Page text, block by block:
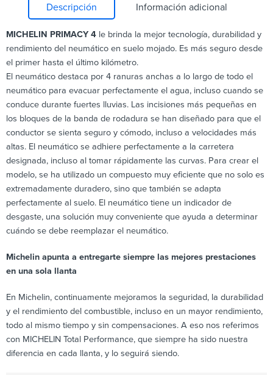
Descripción Información adicional
MICHELIN PRIMACY 4 le brinda la mejor tecnología, durabilidad y
rendimiento del neumático en suelo mojado. Es más seguro desde
el primer hasta el último kilómetro.
El neumático destaca por 4 ranuras anchas a lo largo de todo el
neumático para evacuar perfectamente el agua, incluso cuando se
conduce durante fuertes lluvias. Las incisiones más pequeñas en
los bloques de la banda de rodadura se han diseñado para que el
conductor se sienta seguro y cómodo, incluso a velocidades más
altas. El neumático se adhiere perfectamente a la carretera
designada, incluso al tomar rápidamente las curvas. Para crear el
modelo, se ha utilizado un compuesto muy eficiente que no solo es
extremadamente duradero, sino que también se adapta
perfectamente al suelo. El neumático tiene un indicador de
desgaste, una solución muy conveniente que ayuda a determinar
cuándo se debe reemplazar el neumático.
Michelin apunta a entregarte siempre las mejores prestaciones
en una sola llanta
En Michelin, continuamente mejoramos la seguridad, la durabilidad
y el rendimiento del combustible, incluso en un mayor rendimiento,
todo al mismo tiempo y sin compensaciones. A eso nos referimos
con MICHELIN Total Performance, que siempre ha sido nuestra
diferencia en cada llanta, y lo seguirá siendo.